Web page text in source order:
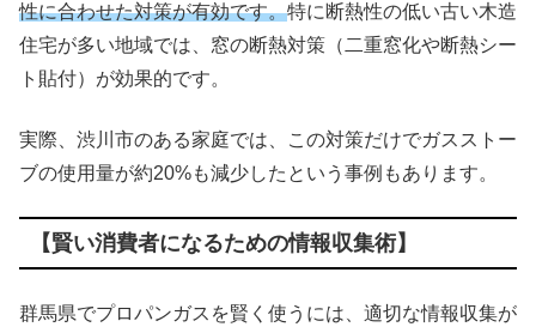
性に合わせた対策が有効です。特に断熱性の低い古い木造
住宅が多い地域では、窓の断熱対策（二重窓化や断熱シー
ト貼付）が効果的です。
実際、渋川市のある家庭では、この対策だけでガスストー
ブの使用量が約20%も減少したという事例もあります。
【賢い消費者になるための情報収集術】
群馬県でプロパンガスを賢く使うには、適切な情報収集が